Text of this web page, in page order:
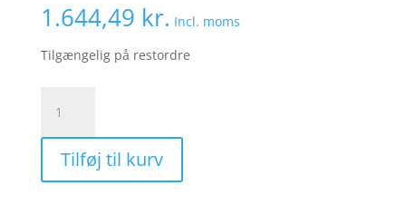
1.644,49 kr. Incl. moms
Tilgængelig på restordre
4850W
toner
antalTilføj til kurv